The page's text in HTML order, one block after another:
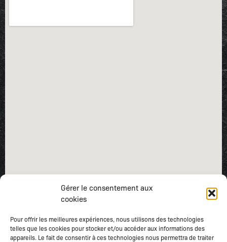
Gérer le consentement aux
cookies
Pour offrir les meilleures expériences, nous utilisons des technologies
telles que les cookies pour stocker et/ou accéder aux informations des
appareils. Le fait de consentir à ces technologies nous permettra de traiter